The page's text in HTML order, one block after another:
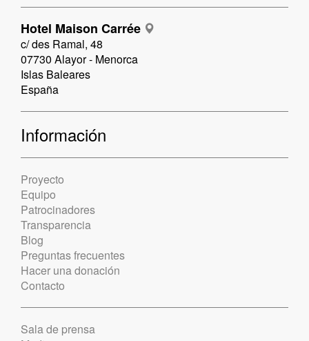
Hotel Maison Carrée
c/ des Ramal, 48
07730 Alayor - Menorca
Islas Baleares
España
Información
Proyecto
Equipo
Patrocinadores
Transparencia
Blog
Preguntas frecuentes
Hacer una donación
Contacto
Sala de prensa